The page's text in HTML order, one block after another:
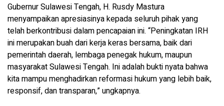
Gubernur Sulawesi Tengah, H. Rusdy Mastura
menyampaikan apresiasinya kepada seluruh pihak yang
telah berkontribusi dalam pencapaian ini. “Peningkatan IRH
ini merupakan buah dari kerja keras bersama, baik dari
pemerintah daerah, lembaga penegak hukum, maupun
masyarakat Sulawesi Tengah. Ini adalah bukti nyata bahwa
kita mampu menghadirkan reformasi hukum yang lebih baik,
responsif, dan transparan,” ungkapnya.